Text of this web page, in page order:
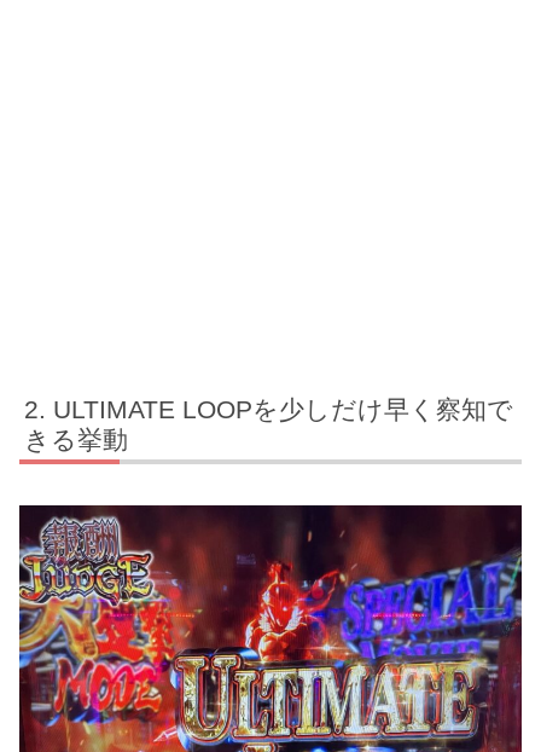
ULTIMATE LOOPを少しだけ早く察知で
きる挙動